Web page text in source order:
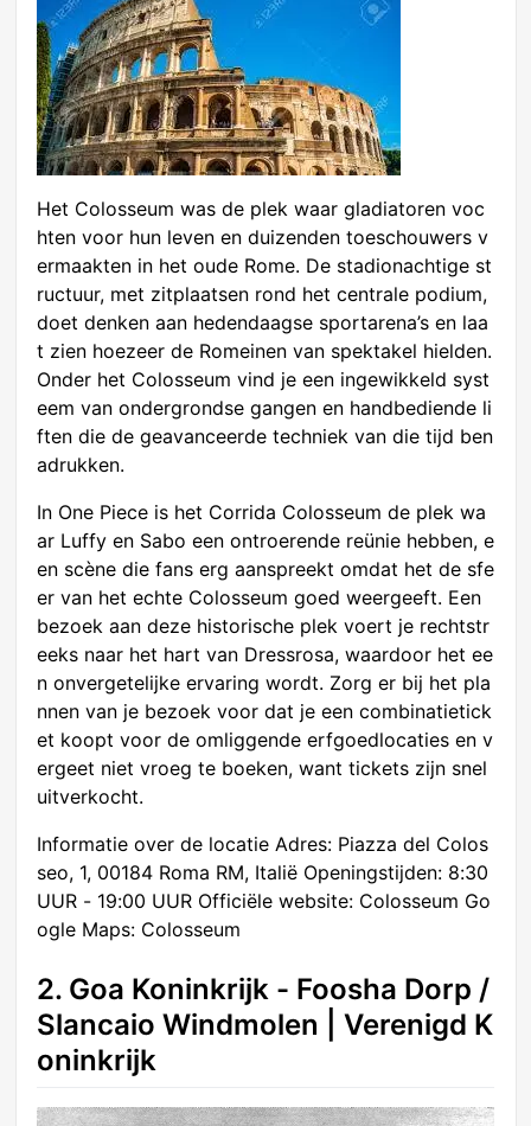
Het Colosseum was de plek waar gladiatoren voc
hten voor hun leven en duizenden toeschouwers v
ermaakten in het oude Rome. De stadionachtige st
ructuur, met zitplaatsen rond het centrale podium,
doet denken aan hedendaagse sportarena’s en laa
t zien hoezeer de Romeinen van spektakel hielden.
Onder het Colosseum vind je een ingewikkeld syst
eem van ondergrondse gangen en handbediende li
ften die de geavanceerde techniek van die tijd ben
adrukken.
In One Piece is het Corrida Colosseum de plek wa
ar Luffy en Sabo een ontroerende reünie hebben, e
en scène die fans erg aanspreekt omdat het de sfe
er van het echte Colosseum goed weergeeft. Een
bezoek aan deze historische plek voert je rechtstr
eeks naar het hart van Dressrosa, waardoor het ee
n onvergetelijke ervaring wordt. Zorg er bij het pla
nnen van je bezoek voor dat je een combinatietick
et koopt voor de omliggende erfgoedlocaties en v
ergeet niet vroeg te boeken, want tickets zijn snel
uitverkocht.
Informatie over de locatie Adres: Piazza del Colos
seo, 1, 00184 Roma RM, Italië Openingstijden: 8:30
UUR - 19:00 UUR Officiële website: Colosseum Go
ogle Maps: Colosseum
2. Goa Koninkrijk - Foosha Dorp /
Slancaio Windmolen | Verenigd K
oninkrijk